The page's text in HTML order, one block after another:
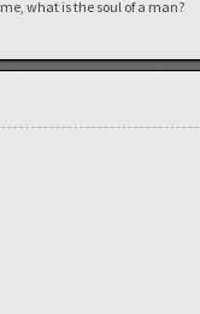
what is the soul of a man?